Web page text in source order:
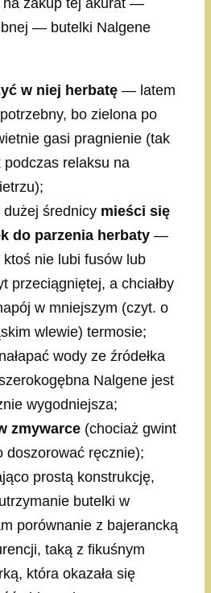
na zakup tej akurat —
— butelki Nalgene
w niej herbatę — latem
bo zielona po
gasi pragnienie (tak
podczas relaksu na
średnicy mieści się
do parzenia herbaty —
nie lubi fusów lub
przeciągniętej, a chciałby
w mniejszym (czyt. o
wlewie) termosie;
wody ze źródełka
Nalgene jest
wygodniejsza;
zmywarce (chociaż gwint
doszorować ręcznie);
prostą konstrukcję,
butelki w
porównanie z bajerancką
taką z fikuśnym
która okazała się